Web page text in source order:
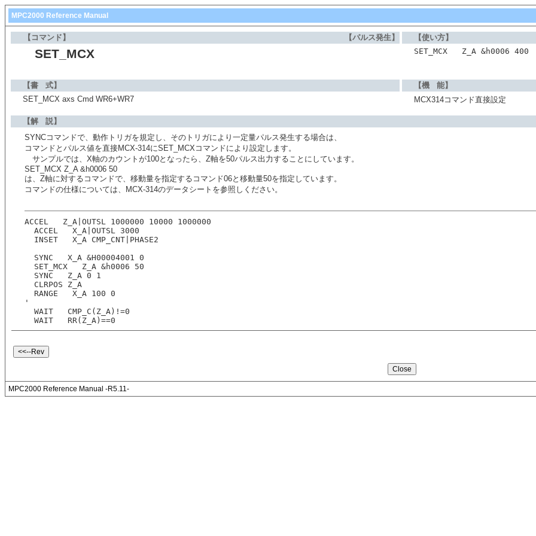
MPC2000 Reference Manual
【コマンド】 【パルス発生】 【使い方】
SET_MCX SET_MCX   Z_A &h0006 400
【書 式】
【機 能】
SET_MCX axs Cmd WR6+WR7
MCX314コマンド直接設定
【解 説】
SYNCコマンドで、動作トリガを規定し、そのトリガにより一定量パルス発生する場合は、
コマンドとパルス値を直接MCX-314にSET_MCXコマンドにより設定します。
サンプルでは、X軸のカウントが100となったら、Z軸を50パルス出力することにしています。
SET_MCX Z_A &h0006 50
は、Z軸に対するコマンドで、移動量を指定するコマンド06と移動量50を指定しています。
コマンドの仕様については、MCX-314のデータシートを参照しください。
ACCEL   Z_A|OUTSL 1000000 10000 1000000
  ACCEL   X_A|OUTSL 3000
  INSET   X_A CMP_CNT|PHASE2
  SYNC   X_A &H00004001 0
  SET_MCX   Z_A &h0006 50
  SYNC   Z_A 0 1
  CLRPOS Z_A
  RANGE   X_A 100 0
'
  WAIT   CMP_C(Z_A)!=0
  WAIT   RR(Z_A)==0
MPC2000 Reference Manual -R5.11-